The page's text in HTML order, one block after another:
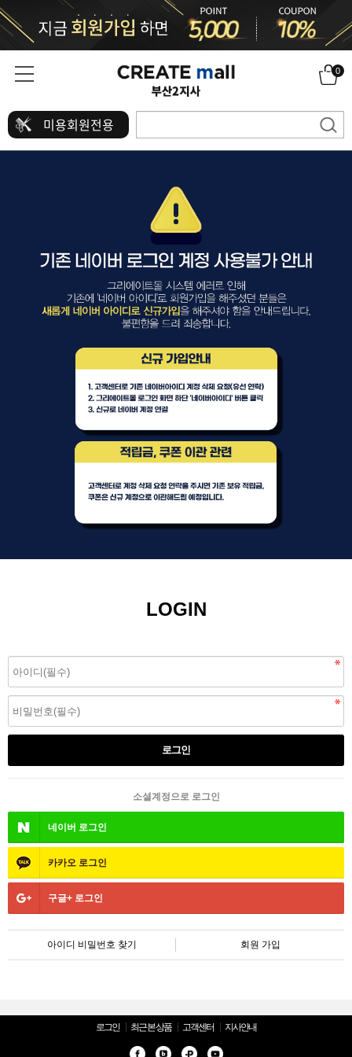
0
미용회원전용
LOGIN
소셜계정으로 로그인
네이버 로그인
카카오 로그인
구글+ 로그인
아이디 비밀번호 찾기 회원 가입
로그인 최근 본 상품 고객센터 지사안내